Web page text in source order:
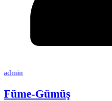
admin
Füme-Gümüş